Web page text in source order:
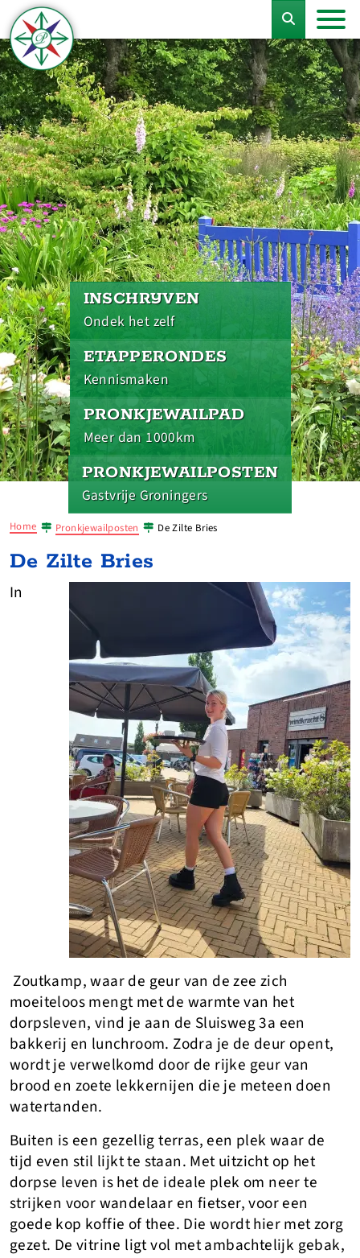
INSCHRIJVEN
Ondek het zelf
ETAPPERONDES
Kennismaken
PRONKJEWAILPAD
Meer dan 1000km
PRONKJEWAILPOSTEN
Gastvrije Groningers
Home Pronkjewailposten De Zilte Bries
De Zilte Bries
In
Zoutkamp, waar de geur van de zee zich
moeiteloos mengt met de warmte van het
dorpsleven, vind je aan de Sluisweg 3a een
bakkerij en lunchroom. Zodra je de deur opent,
wordt je verwelkomd door de rijke geur van
brood en zoete lekkernijen die je meteen doen
watertanden.
Buiten is een gezellig terras, een plek waar de
tijd even stil lijkt te staan. Met uitzicht op het
dorpse leven is het de ideale plek om neer te
strijken voor wandelaar en fietser, voor een
goede kop koffie of thee. Die wordt hier met zorg
gezet. De vitrine ligt vol met ambachtelijk gebak,